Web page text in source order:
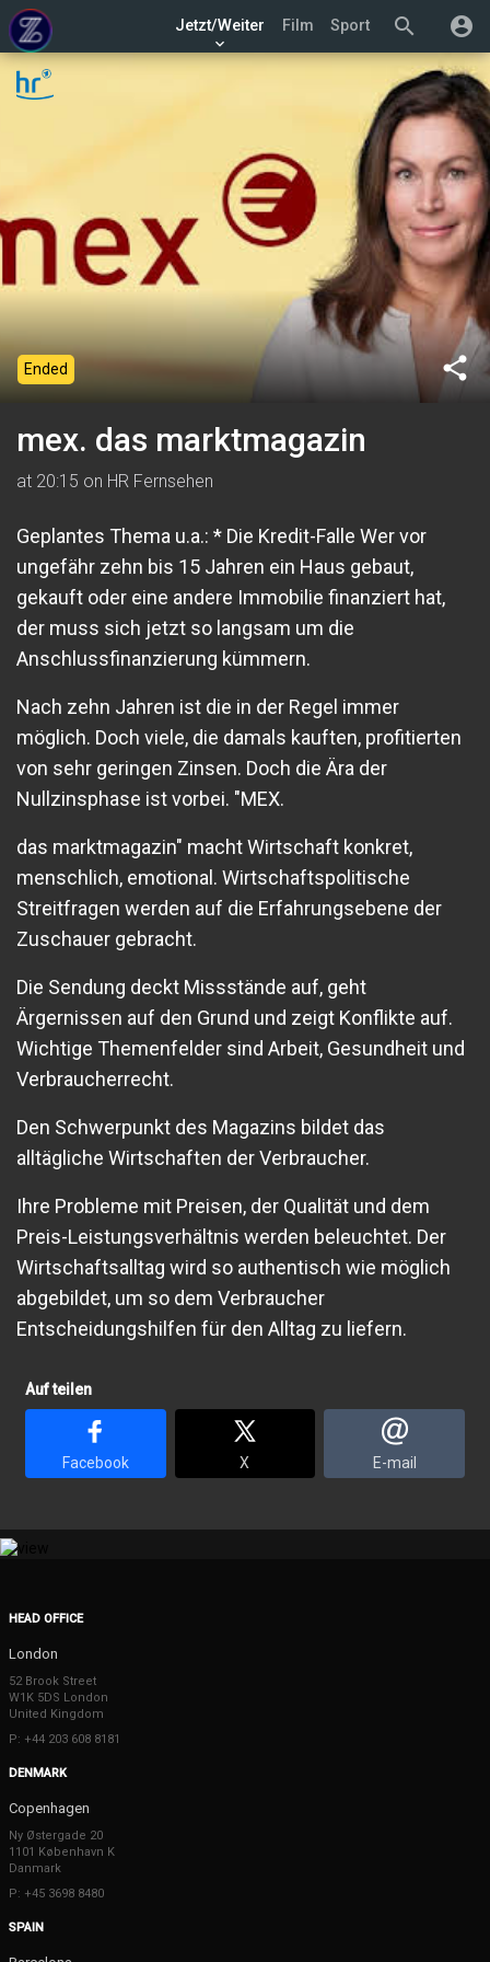
search account_circle
Jetzt/Weiter
keyboard_arrow_down
Film Sport
share
Ended
mex. das marktmagazin
at 20:15 on HR Fernsehen
Geplantes Thema u.a.: * Die Kredit-Falle Wer vor
ungefähr zehn bis 15 Jahren ein Haus gebaut,
gekauft oder eine andere Immobilie finanziert hat,
der muss sich jetzt so langsam um die
Anschlussfinanzierung kümmern.
Nach zehn Jahren ist die in der Regel immer
möglich. Doch viele, die damals kauften, profitierten
von sehr geringen Zinsen. Doch die Ära der
Nullzinsphase ist vorbei. "MEX.
das marktmagazin" macht Wirtschaft konkret,
menschlich, emotional. Wirtschaftspolitische
Streitfragen werden auf die Erfahrungsebene der
Zuschauer gebracht.
Die Sendung deckt Missstände auf, geht
Ärgernissen auf den Grund und zeigt Konflikte auf.
Wichtige Themenfelder sind Arbeit, Gesundheit und
Verbraucherrecht.
Den Schwerpunkt des Magazins bildet das
alltägliche Wirtschaften der Verbraucher.
Ihre Probleme mit Preisen, der Qualität und dem
Preis-Leistungsverhältnis werden beleuchtet. Der
Wirtschaftsalltag wird so authentisch wie möglich
abgebildet, um so dem Verbraucher
Entscheidungshilfen für den Alltag zu liefern.
Auf teilen
Facebook X E-mail
HEAD OFFICE
London
52 Brook Street
W1K 5DS London
United Kingdom
P: +44 203 608 8181
DENMARK
Copenhagen
Ny Østergade 20
1101 København K
Danmark
P: +45 3698 8480
SPAIN